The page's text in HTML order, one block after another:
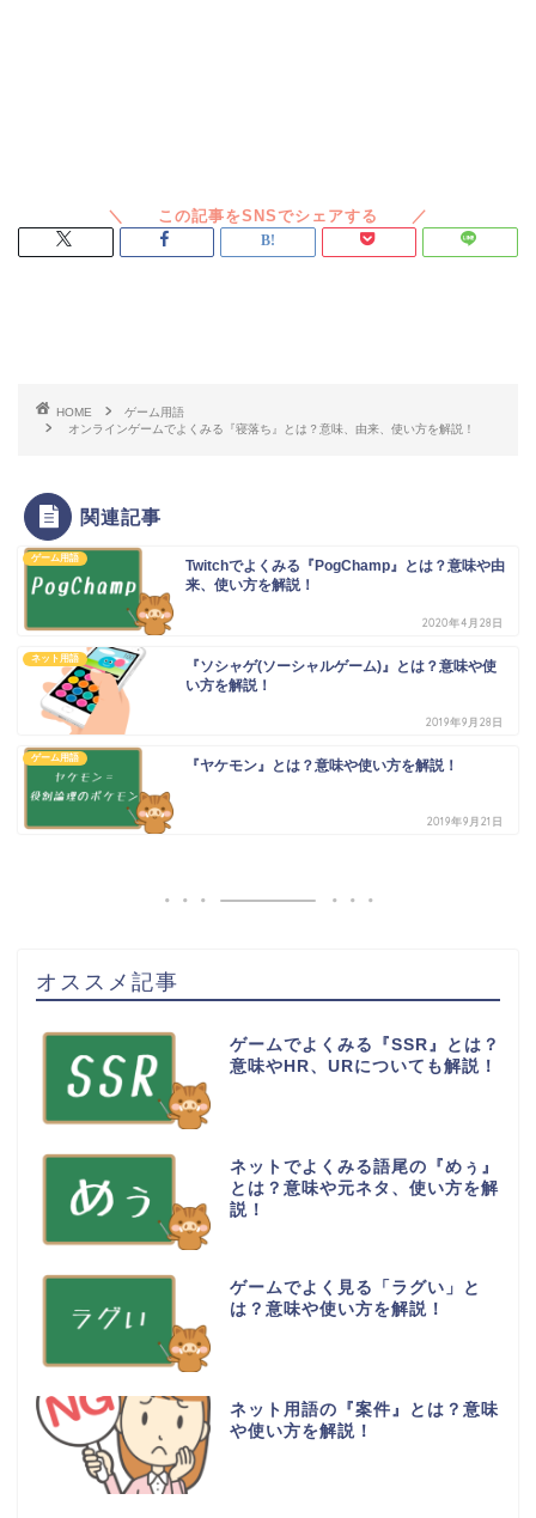
HOME
ゲーム用語
オンラインゲームでよくみる『寝落ち』とは？意味、由来、使い方を解説！
関連記事
ゲーム用語
Twitchでよくみる『PogChamp』とは？意味や由
来、使い方を解説！
2020年4月28日
ネット用語
『ソシャゲ(ソーシャルゲーム)』とは？意味や使
い方を解説！
2019年9月28日
ゲーム用語 『ヤケモン』とは？意味や使い方を解説！
2019年9月21日
オススメ記事
ゲームでよくみる『SSR』とは？
意味やHR、URについても解説！
ネットでよくみる語尾の『めぅ』
とは？意味や元ネタ、使い方を解
説！
ゲームでよく見る「ラグい」と
は？意味や使い方を解説！
ネット用語の『案件』とは？意味
や使い方を解説！